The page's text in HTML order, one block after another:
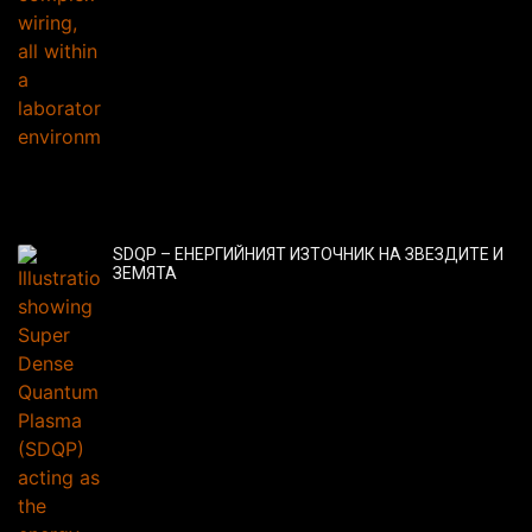
SDQP – ЕНЕРГИЙНИЯТ ИЗТОЧНИК НА ЗВЕЗДИТЕ И
ЗЕМЯТА